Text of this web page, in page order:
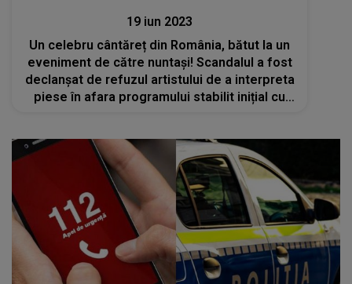
19 iun 2023
Un celebru cântăreț din România, bătut la un
eveniment de către nuntași! Scandalul a fost
declanșat de refuzul artistului de a interpreta
piese în afara programului stabilit inițial cu